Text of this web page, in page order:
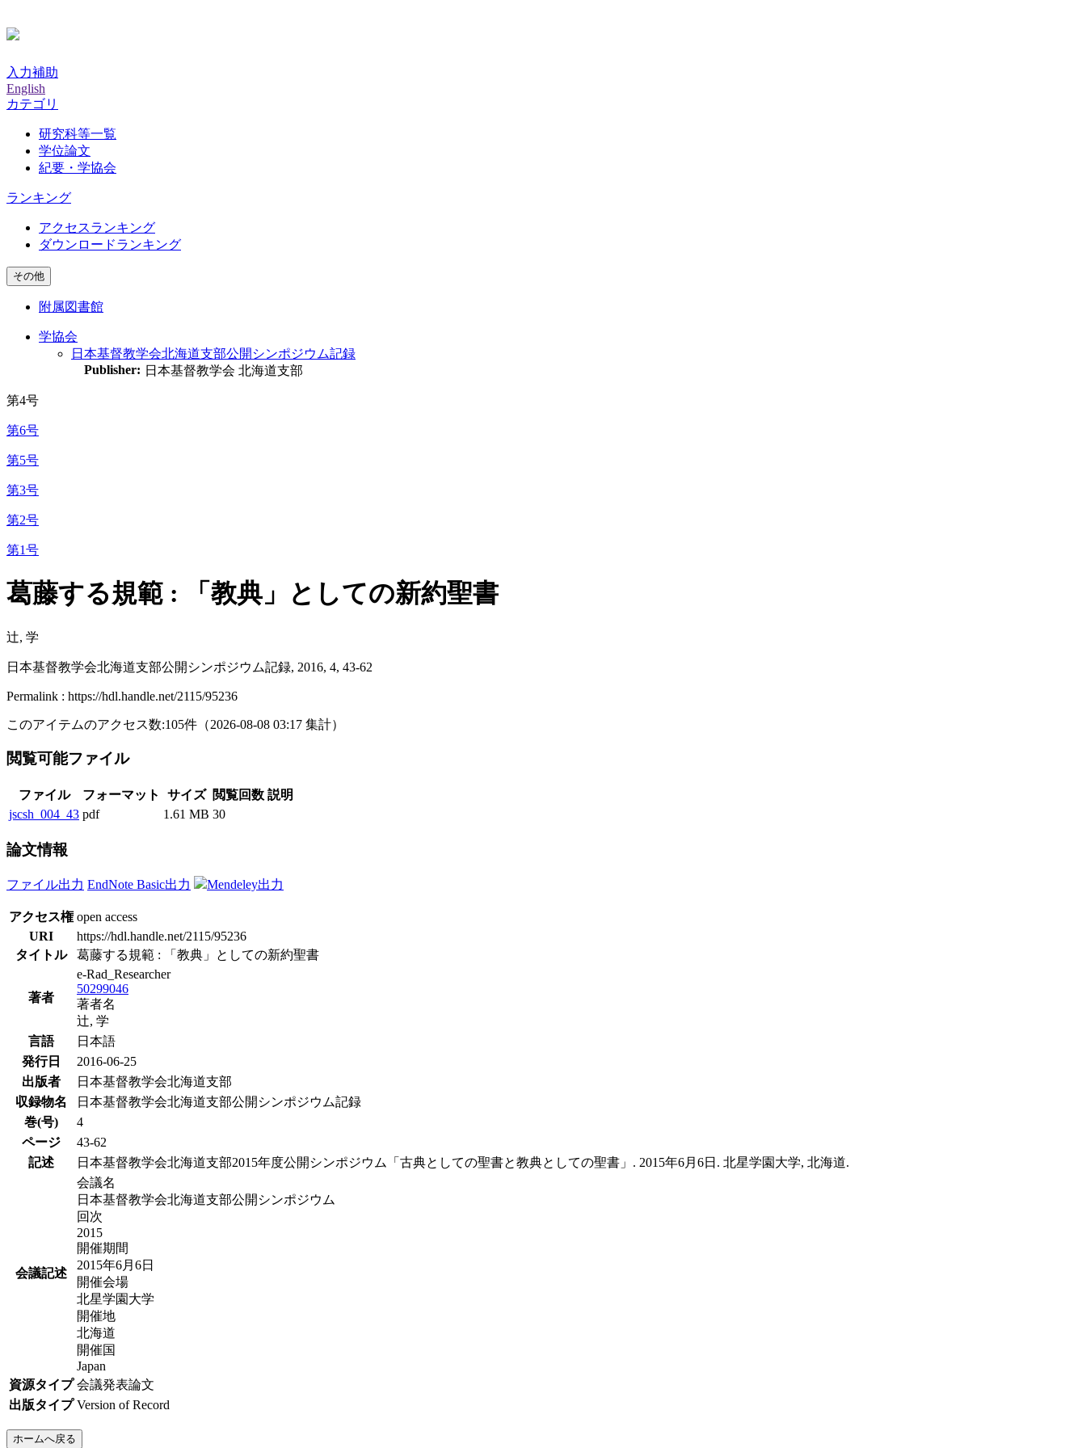
入力補助
English
カテゴリ
研究科等一覧
学位論文
紀要・学協会
ランキング
アクセスランキング
ダウンロードランキング
その他
附属図書館
学協会
日本基督教学会北海道支部公開シンポジウム記録
Publisher: 日本基督教学会 北海道支部
第4号
第6号
第5号
第3号
第2号
第1号
葛藤する規範 : 「教典」としての新約聖書
辻, 学
日本基督教学会北海道支部公開シンポジウム記録, 2016, 4, 43-62
Permalink : https://hdl.handle.net/2115/95236
このアイテムのアクセス数:105件 （2026-08-08 03:17 集計）
閲覧可能ファイル
ファイル フォーマット サイズ 閲覧回数 説明
jscsh_004_43 pdf 1.61 MB 30
論文情報
ファイル出力 EndNote Basic出力 Mendeley出力
アクセス権 open access
URI
https://hdl.handle.net/2115/95236
タイトル
葛藤する規範 : 「教典」としての新約聖書
著者
e-Rad_Researcher
50299046
著者名
辻, 学
言語
日本語
発行日
2016-06-25
出版者
日本基督教学会北海道支部
収録物名
日本基督教学会北海道支部公開シンポジウム記録
巻(号)
4
ページ
43-62
記述
日本基督教学会北海道支部2015年度公開シンポジウム「古典としての聖書と教典としての聖書」. 2015年6月6日. 北星学園大学, 北海道.
会議記述
会議名
日本基督教学会北海道支部公開シンポジウム
回次
2015
開催期間
2015年6月6日
開催会場
北星学園大学
開催地
北海道
開催国
Japan
資源タイプ 会議発表論文
出版タイプ Version of Record
ホームへ戻る